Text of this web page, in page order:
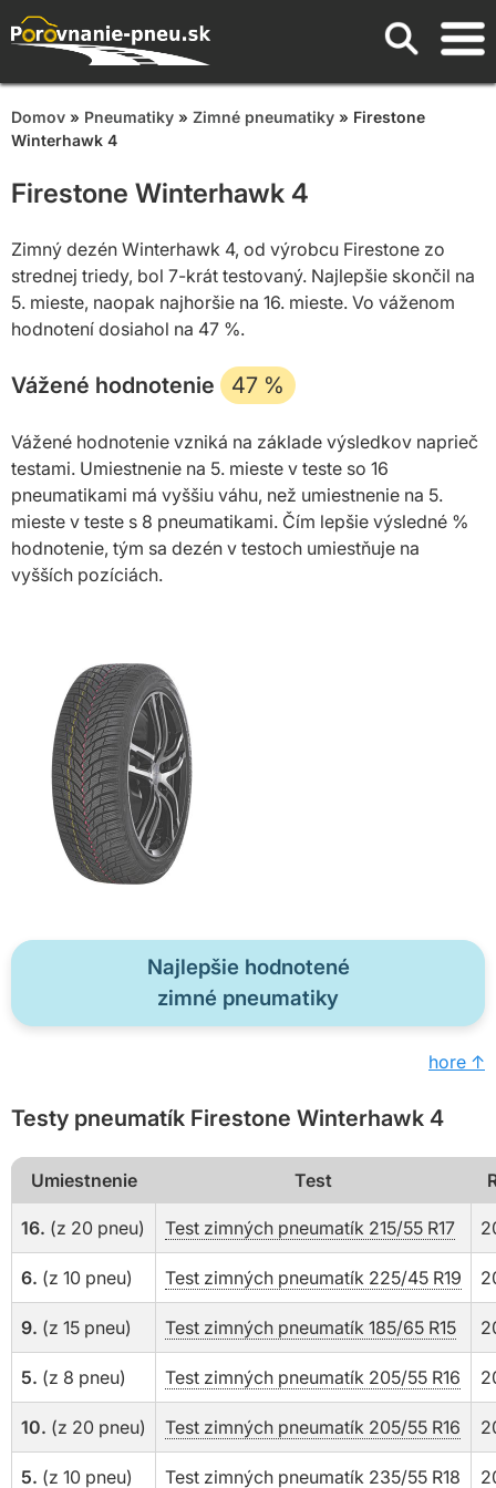
Domov » Pneumatiky » Zimné pneumatiky » Firestone
Winterhawk 4
Firestone Winterhawk 4
Zimný dezén Winterhawk 4, od výrobcu Firestone zo
strednej triedy, bol 7-krát testovaný. Najlepšie skončil na
5. mieste, naopak najhoršie na 16. mieste. Vo váženom
hodnotení dosiahol na 47 %.
Vážené hodnotenie 47 %
Vážené hodnotenie vzniká na základe výsledkov naprieč
testami. Umiestnenie na 5. mieste v teste so 16
pneumatikami má vyššiu váhu, než umiestnenie na 5.
mieste v teste s 8 pneumatikami. Čím lepšie výsledné %
hodnotenie, tým sa dezén v testoch umiestňuje na
vyšších pozíciách.
Najlepšie hodnotené
zimné pneumatiky
hore ↑
Testy pneumatík Firestone Winterhawk 4
Umiestnenie Test
16. (z 20 pneu) Test zimných pneumatík 215/55 R17
6. (z 10 pneu) Test zimných pneumatík 225/45 R19
9. (z 15 pneu) Test zimných pneumatík 185/65 R15
5. (z 8 pneu) Test zimných pneumatík 205/55 R16
10. (z 20 pneu) Test zimných pneumatík 205/55 R16
5. (z 10 pneu) Test zimných pneumatík 235/55 R18